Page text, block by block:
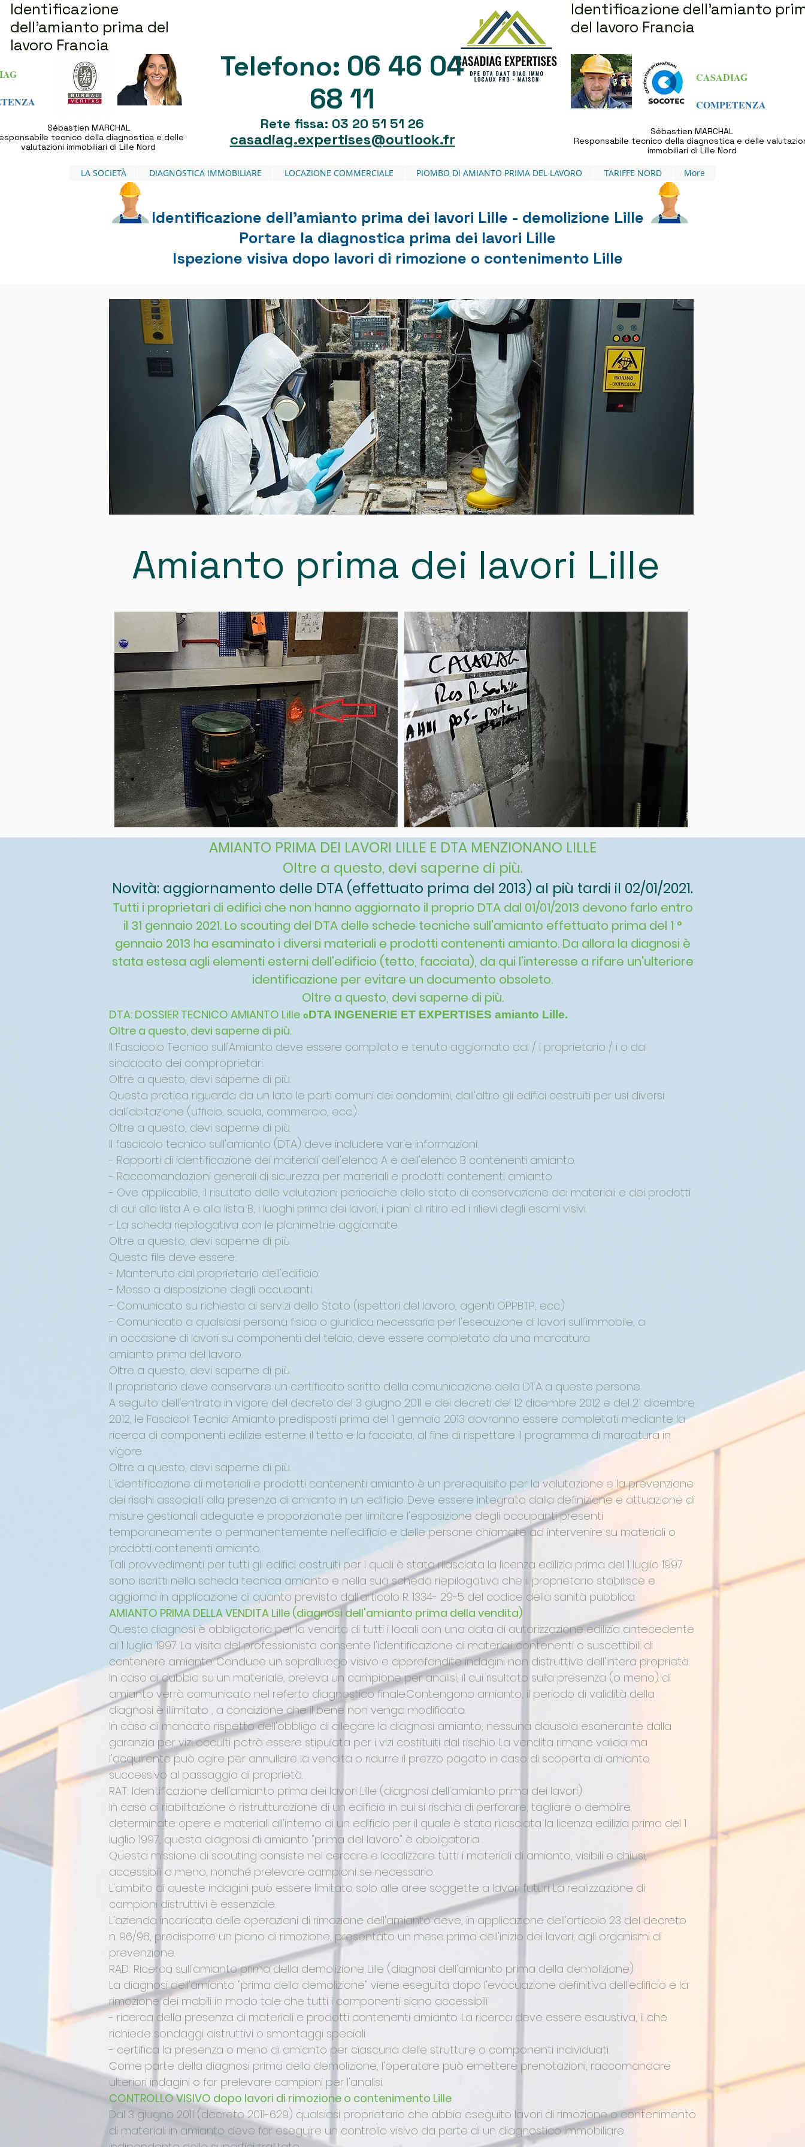
Identificazione
dell'amianto prima del
lavoro Francia
Sébastien MARCHAL
tecnico della diagnostica e delle
valutazioni immobiliari di Lille Nord
Telefono: 06 46 04
68 11
Rete fissa: 03 20 51 51 26
casadiag.expertises@outlook.fr
Identificazione dell'amianto
del lavoro Francia
CASADIAG
COMPETENZA
Sébastien MARCHAL
Responsabile tecnico della diagnostica e delle
immobiliari di Lille Nord
LA SOCIETÀ DIAGNOSTICA IMMOBILIARE LOCAZIONE COMMERCIALE PIOMBO DI AMIANTO PRIMA DEL LAVORO TARIFFE NORD More
Identificazione dell'amianto prima dei lavori Lille - demolizione Lille
Portare la diagnostica prima dei lavori Lille
Ispezione visiva dopo lavori di rimozione o contenimento Lille
Amianto prima dei lavori Lille
AMIANTO PRIMA DEI LAVORI LILLE E DTA MENZIONANO LILLE
Oltre a questo, devi saperne di più.
Novità: aggiornamento delle DTA (effettuato prima del 2013) al più tardi il 02/01/2021.
Tutti i proprietari di edifici che non hanno aggiornato il proprio DTA dal 01/01/2013 devono farlo entro
il 31 gennaio 2021. Lo scouting del DTA delle schede tecniche sull'amianto effettuato prima del 1 °
gennaio 2013 ha esaminato i diversi materiali e prodotti contenenti amianto. Da allora la diagnosi è
stata estesa agli elementi esterni dell'edificio (tetto, facciata), da qui l'interesse a rifare un'ulteriore
identificazione per evitare un documento obsoleto.
Oltre a questo, devi saperne di più.
DTA: DOSSIER TECNICO AMIANTO Lille oDTA INGENERIE ET ​​EXPERTISES amianto Lille.
Oltre a questo, devi saperne di più.
Il Fascicolo Tecnico sull'Amianto deve essere compilato e tenuto aggiornato dal / i proprietario / i o dal
sindacato dei comproprietari.
Oltre a questo, devi saperne di più.
Questa pratica riguarda da un lato le parti comuni dei condomini, dall'altro gli edifici costruiti per usi diversi
dall'abitazione (ufficio, scuola, commercio, ecc.)
Oltre a questo, devi saperne di più.
Il fascicolo tecnico sull'amianto (DTA) deve includere varie informazioni:
- Rapporti di identificazione dei materiali dell'elenco A e dell'elenco B contenenti amianto.
- Raccomandazioni generali di sicurezza per materiali e prodotti contenenti amianto.
- Ove applicabile, il risultato delle valutazioni periodiche dello stato di conservazione dei materiali e dei prodotti
di cui alla lista A e alla lista B, i luoghi prima dei lavori, i piani di ritiro ed i rilievi degli esami visivi.
- La scheda riepilogativa con le planimetrie aggiornate.
Oltre a questo, devi saperne di più.
Questo file deve essere:
- Mantenuto dal proprietario dell'edificio.
- Messo a disposizione degli occupanti.
- Comunicato su richiesta ai servizi dello Stato (ispettori del lavoro, agenti OPPBTP, ecc.)
- Comunicato a qualsiasi persona fisica o giuridica necessaria per l'esecuzione di lavori sull'immobile; a
in occasione di lavori su componenti del telaio, deve essere completato da una marcatura
amianto prima del lavoro.
Oltre a questo, devi saperne di più.
Il proprietario deve conservare un certificato scritto della comunicazione della DTA a queste persone.
A seguito dell'entrata in vigore del decreto del 3 giugno 2011 e dei decreti del 12 dicembre 2012 e del 21 dicembre
2012, le Fascicoli Tecnici Amianto predisposti prima del 1 gennaio 2013 dovranno essere completati mediante la
ricerca di componenti edilizie esterne. il tetto e la facciata, al fine di rispettare il programma di marcatura in
vigore.
Oltre a questo, devi saperne di più.
L'identificazione di materiali e prodotti contenenti amianto è un prerequisito per la valutazione e la prevenzione
dei rischi associati alla presenza di amianto in un edificio. Deve essere integrato dalla definizione e attuazione di
misure gestionali adeguate e proporzionate per limitare l'esposizione degli occupanti presenti
temporaneamente o permanentemente nell'edificio e delle persone chiamate ad intervenire su materiali o
prodotti contenenti amianto.
Tali provvedimenti per tutti gli edifici costruiti per i quali è stata rilasciata la licenza edilizia prima del 1 luglio 1997
sono iscritti nella scheda tecnica amianto e nella sua scheda riepilogativa che il proprietario stabilisce e
aggiorna in applicazione di quanto previsto dall'articolo R. 1334- 29-5 del codice della sanità pubblica.
AMIANTO PRIMA DELLA VENDITA Lille (diagnosi dell'amianto prima della vendita)
Questa diagnosi è obbligatoria per la vendita di tutti i locali con una data di autorizzazione edilizia antecedente
al 1 luglio 1997. La visita del professionista consente l'identificazione di materiali contenenti o suscettibili di
contenere amianto. Conduce un sopralluogo visivo e approfondite indagini non distruttive dell'intera proprietà.
In caso di dubbio su un materiale, preleva un campione per analisi, il cui risultato sulla presenza (o meno) di
amianto verrà comunicato nel referto diagnostico finale.Contengono amianto, il periodo di validità della
diagnosi è illimitato , a condizione che il bene non venga modificato.
In caso di mancato rispetto dell'obbligo di allegare la diagnosi amianto, nessuna clausola esonerante dalla
garanzia per vizi occulti potrà essere stipulata per i vizi costituiti dal rischio. La vendita rimane valida ma
l'acquirente può agire per annullare la vendita o ridurre il prezzo pagato in caso di scoperta di amianto
successivo al passaggio di proprietà.
RAT: Identificazione dell'amianto prima dei lavori Lille (diagnosi dell'amianto prima dei lavori)
In caso di riabilitazione o ristrutturazione di un edificio in cui si rischia di perforare, tagliare o demolire
determinate opere e materiali all'interno di un edificio per il quale è stata rilasciata la licenza edilizia prima del 1
luglio 1997, questa diagnosi di amianto "prima del lavoro" è obbligatoria .
Questa missione di scouting consiste nel cercare e localizzare tutti i materiali di amianto, visibili e chiusi,
accessibili o meno, nonché prelevare campioni se necessario.
L'ambito di queste indagini può essere limitato solo alle aree soggette a lavori futuri. La realizzazione di
campioni distruttivi è essenziale.
L'azienda incaricata delle operazioni di rimozione dell'amianto deve, in applicazione dell'articolo 23 del decreto
n. 96/98, predisporre un piano di rimozione, presentato un mese prima dell'inizio dei lavori, agli organismi di
prevenzione.
RAD: Ricerca sull'amianto prima della demolizione Lille (diagnosi dell'amianto prima della demolizione)
La diagnosi dell'amianto "prima della demolizione" viene eseguita dopo l'evacuazione definitiva dell'edificio e la
rimozione dei mobili in modo tale che tutti i componenti siano accessibili.
- ricerca della presenza di materiali e prodotti contenenti amianto. La ricerca deve essere esaustiva, il che
richiede sondaggi distruttivi o smontaggi speciali.
- certifica la presenza o meno di amianto per ciascuna delle strutture o componenti individuati.
Come parte della diagnosi prima della demolizione, l'operatore può emettere prenotazioni, raccomandare
ulteriori indagini o far prelevare campioni per l'analisi.
CONTROLLO VISIVO dopo lavori di rimozione o contenimento Lille
Dal 3 giugno 2011 (decreto 2011-629) qualsiasi proprietario che abbia eseguito lavori di rimozione o contenimento
di materiali in amianto deve far eseguire un controllo visivo da parte di un diagnostico immobiliare